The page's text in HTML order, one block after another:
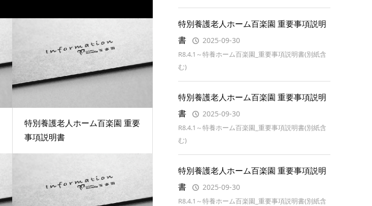
特別養護老人ホーム百楽園 重要
事項説明書
特別養護老人ホーム百楽園 重要事項説明
書
2025-09-30
R8.4.1～特養ホーム百楽園_重要事項説明書(別紙含
む)
特別養護老人ホーム百楽園 重要事項説明
書
2025-09-30
R8.4.1～特養ホーム百楽園_重要事項説明書(別紙含
む)
特別養護老人ホーム百楽園 重要事項説明
書
2025-09-30
R8.4.1～特養ホーム百楽園_重要事項説明書(別紙含